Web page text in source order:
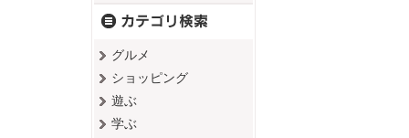
グルメ
ショッピング
遊ぶ
学ぶ